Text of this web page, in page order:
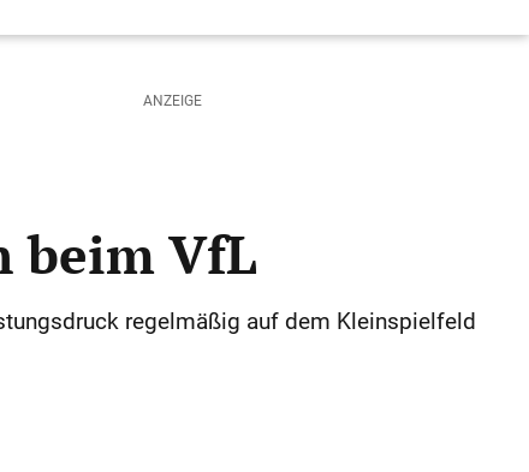
beim VfL
regelmäßig auf dem Kleinspielfeld